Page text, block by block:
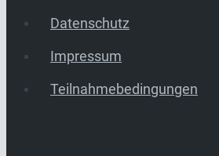
Datenschutz
Impressum
Teilnahmebedingungen